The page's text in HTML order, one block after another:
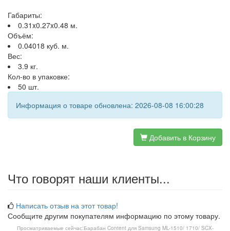
Габариты:
0.31x0.27x0.48 м.
Объём:
0.04018 куб. м.
Вес:
3.9 кг.
Кол-во в упаковке:
50 шт.
Информация о товаре обновлена: 2026-08-08 16:00:28
Добавить в Корзину
Что говорят наши клиенты...
Написать отзыв на этот товар!
Сообщите другим покупателям информацию по этому товару.
Просматриваемые сейчас:Барабан Content для Samsung ML-1510/ 1710/ SCX-